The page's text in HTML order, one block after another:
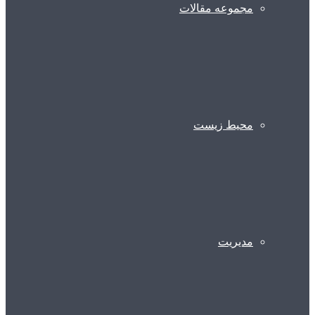
مجموعه مقالات
محیط زیست
مدیریت